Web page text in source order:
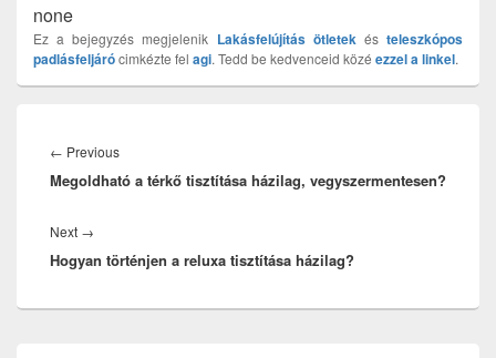
none
Ez a bejegyzés megjelenik Lakásfelújítás ötletek ésteleszkópos
padlásfeljárócimkézte fel agi. Tedd be kedvenceid közé ezzel a linkel.
navigáció
← PreviousPrevious
post:
Megoldható a térkő tisztítása házilag, vegyszermentesen?
Next →
post:
Hogyan történjen a reluxa tisztítása házilag?